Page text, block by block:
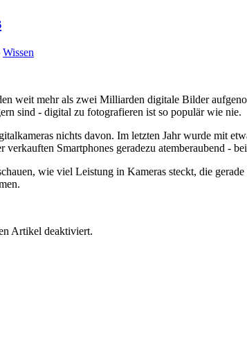
Wissen
weit mehr als zwei Milliarden digitale Bilder
sind - digital zu fotografieren ist so populär wie nie.
nichts davon. Im letzten Jahr wurde mit
Smartphones geradezu atemberaubend -
wie viel Leistung in Kameras steckt, die
Artikel deaktiviert.